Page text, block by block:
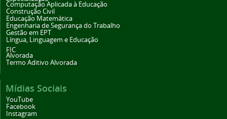
Computação Aplicada à Educação
Construção Civil
Educação Matemática
Engenharia de Segurança do Trabalho
Gestão em EPT
Língua, Linguagem e Educação
FIC
Alvorada
Termo Aditivo Alvorada
Mídias Sociais
YouTube
Facebook
Instagram